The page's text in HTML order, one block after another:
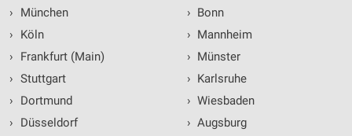
›
München
›
Köln
›
Frankfurt (Main)
› Stuttgart
›
Dortmund
›
Düsseldorf
› Bonn
› Mannheim
› Münster
› Karlsruhe
› Wiesbaden
› Augsburg